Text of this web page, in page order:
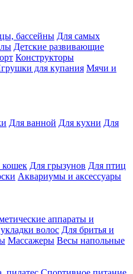
бассейны Для самых
Детские развивающие
Конструкторы
для купания Мячи и
Для ванной Для кухни Для
кошек Для грызунов Для птиц
Аквариумы и аксессуары
аппараты и
волос Для бритья и
Массажеры Весы напольные